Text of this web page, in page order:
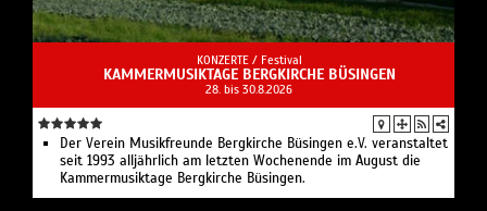
KONZERTE / Festival
KAMMERMUSIKTAGE BERGKIRCHE BÜSINGEN
28. bis 30.8.2026
Der Verein Musikfreunde Bergkirche Büsingen e.V. veranstaltet
seit 1993 alljährlich am letzten Wochenende im August die
Kammermusiktage Bergkirche Büsingen.